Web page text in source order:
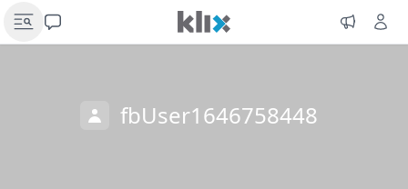
fbUser1646758448